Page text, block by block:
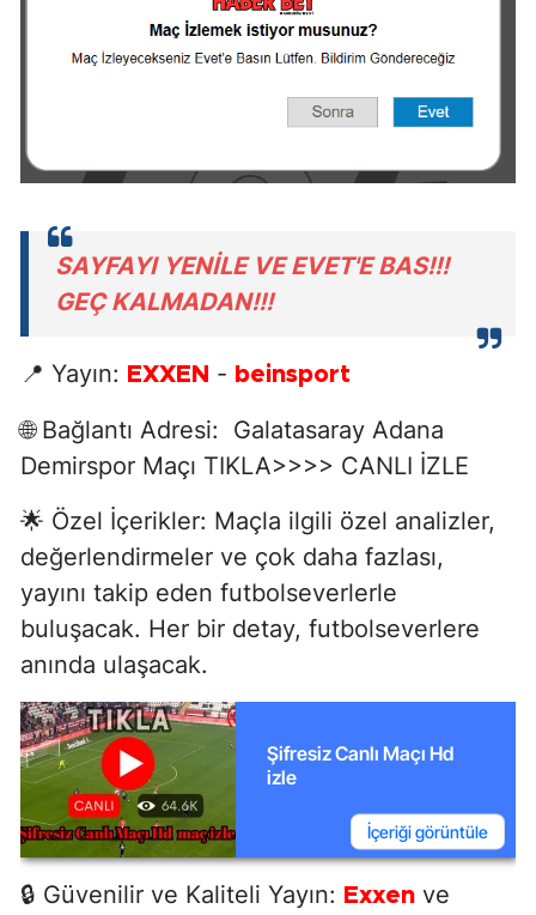
SAYFAYI YENİLE VE EVET'E BAS!!!
GEÇ KALMADAN!!!
📍 Yayın: EXXEN - beinsport
🌐 Bağlantı Adresi: Galatasaray Adana
Demirspor Maçı TIKLA>>>> CANLI İZLE
🌟 Özel İçerikler: Maçla ilgili özel analizler,
değerlendirmeler ve çok daha fazlası,
yayını takip eden futbolseverlerle
buluşacak. Her bir detay, futbolseverlere
anında ulaşacak.
Şifresiz Canlı Maçı Hd
izle
İçeriği görüntüle
🔒 Güvenilir ve Kaliteli Yayın: Exxen ve